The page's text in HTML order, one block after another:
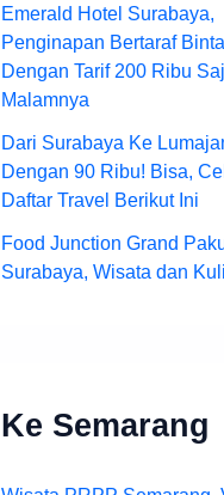
Emerald Hotel Surabaya,
Penginapan Bertaraf
Dengan Tarif 200 Ribu
Malamnya
Dari Surabaya Ke
Dengan 90 Ribu! Bisa,
Daftar Travel Berikut Ini
Food Junction Grand
Surabaya, Wisata dan
Ke Semarang